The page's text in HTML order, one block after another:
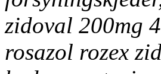
zidoval 200mg
rosazol rozex